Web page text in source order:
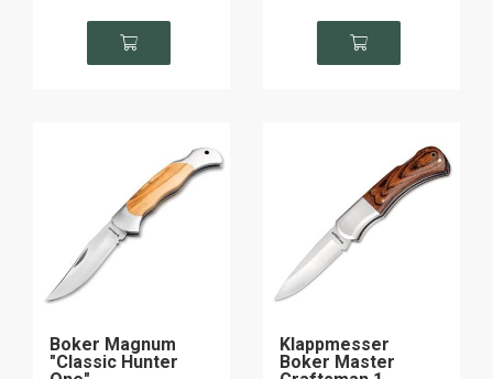
Boker Magnum
"Classic Hunter
Klappmesser
Boker Master